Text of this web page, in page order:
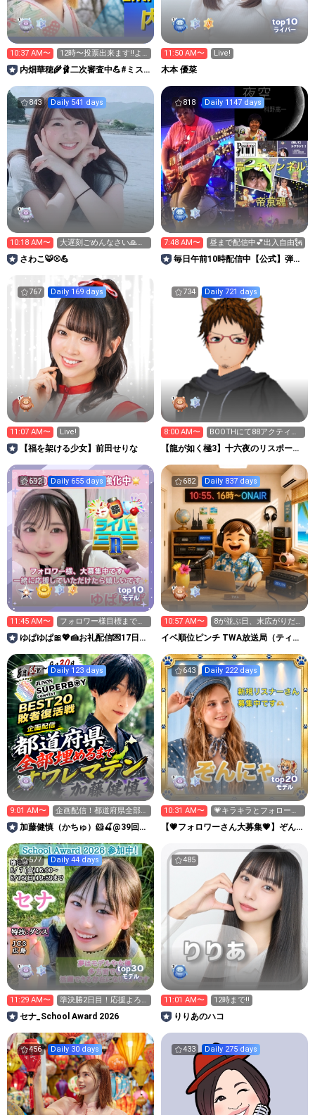
10:37 AM〜
12時〜投票出来ます‼️よ
ろしくお願いします💪
内畑華穂🌾🩰二次審査中💪#ミス
top10
ライバー
11:50 AM〜 Live!
木本 優菜
843 Daily 541 days
10:18 AM〜
大遅刻ごめんなさい🙏🙇‍♀️
みゃり🐎
さわこ🐯⚾️💪
818 Daily 1147 days
7:48 AM〜 昼まで配信中💕出入自由🗽
毎日午前10時配信中【公式】弾き
767 Daily 169 days
11:07 AM〜 Live!
【福を架ける少女】前田せりな
734 Daily 721 days
8:00 AM〜
BOOTHにて88アクティビ
ティ配布中！
【龍が如く極3】十六夜のリスポーン
692 Daily 655 days
top10
モデル
11:45 AM〜
フォロワー様目標まであ
と14人‼️20時〜お礼配信
ゆぱゆぱ🎀💖🍰お礼配信💌17日〜
682 Daily 837 days
10:57 AM〜
8が並ぶ日、末広がりだ
けど、暑さにやられ中
イベ順位ピンチ TWA放送局（ティー
657 Daily 123 days
9:01 AM〜
企画配信！都道府県全部埋
める！初見さんもぜひ
加藤健慎（かちゅ）🐹🍒@39回ジ
643 Daily 222 days
top20
モデル
10:31 AM〜
💗キラキラとフォローお
願いします✨🐱💪
【💗フォロワーさん大募集💗】ぞんに
577 Daily 44 days
top30
モデル
11:29 AM〜
準決勝2日目！応援よろ
しくお願いします！
セナ_School Award 2026
485
11:01 AM〜 12時まで‼️
りりあのハコ
456 Daily 30 days 433 Daily 275 days